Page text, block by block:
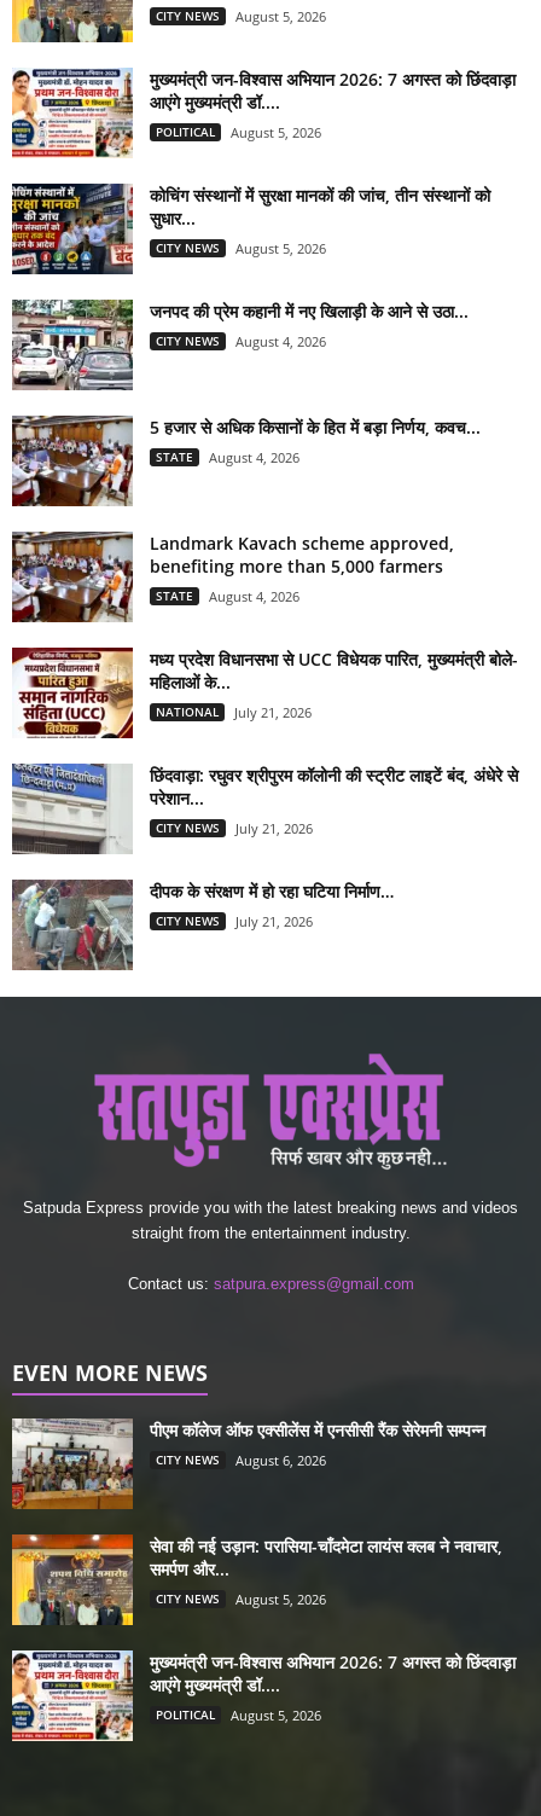
CITY NEWS August 5, 2026
मुख्यमंत्री जन-विश्वास अभियान 2026: 7 अगस्त को छिंदवाड़ा
आएंगे मुख्यमंत्री डॉ....
POLITICAL August 5, 2026
कोचिंग संस्थानों में सुरक्षा मानकों की जांच, तीन संस्थानों को
सुधार...
CITY NEWS August 5, 2026
जनपद की प्रेम कहानी में नए खिलाड़ी के आने से उठा...
CITY NEWS August 4, 2026
5 हजार से अधिक किसानों के हित में बड़ा निर्णय, कवच...
STATE August 4, 2026
Landmark Kavach scheme approved,
benefiting more than 5,000 farmers
STATE August 4, 2026
मध्य प्रदेश विधानसभा से UCC विधेयक पारित, मुख्यमंत्री बोले-
महिलाओं के...
NATIONAL July 21, 2026
छिंदवाड़ा: रघुवर श्रीपुरम कॉलोनी की स्ट्रीट लाइटें बंद, अंधेरे से
परेशान...
CITY NEWS July 21, 2026
दीपक के संरक्षण में हो रहा घटिया निर्माण…
CITY NEWS July 21, 2026
Satpuda Express provide you with the latest breaking news and videos
straight from the entertainment industry.
Contact us: satpura.express@gmail.com
EVEN MORE NEWS
पीएम कॉलेज ऑफ एक्सीलेंस में एनसीसी रैंक सेरेमनी सम्पन्न
CITY NEWS August 6, 2026
सेवा की नई उड़ान: परासिया-चाँदमेटा लायंस क्लब ने नवाचार,
समर्पण और...
CITY NEWS August 5, 2026
मुख्यमंत्री जन-विश्वास अभियान 2026: 7 अगस्त को छिंदवाड़ा
आएंगे मुख्यमंत्री डॉ....
POLITICAL August 5, 2026